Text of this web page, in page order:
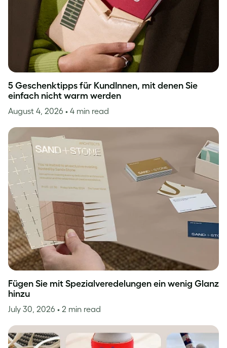
5 Geschenktipps für KundInnen, mit denen Sie
einfach nicht warm werden
August 4, 2026 • 4 min read
Fügen Sie mit Spezialveredelungen ein wenig Glanz
hinzu
July 30, 2026 • 2 min read